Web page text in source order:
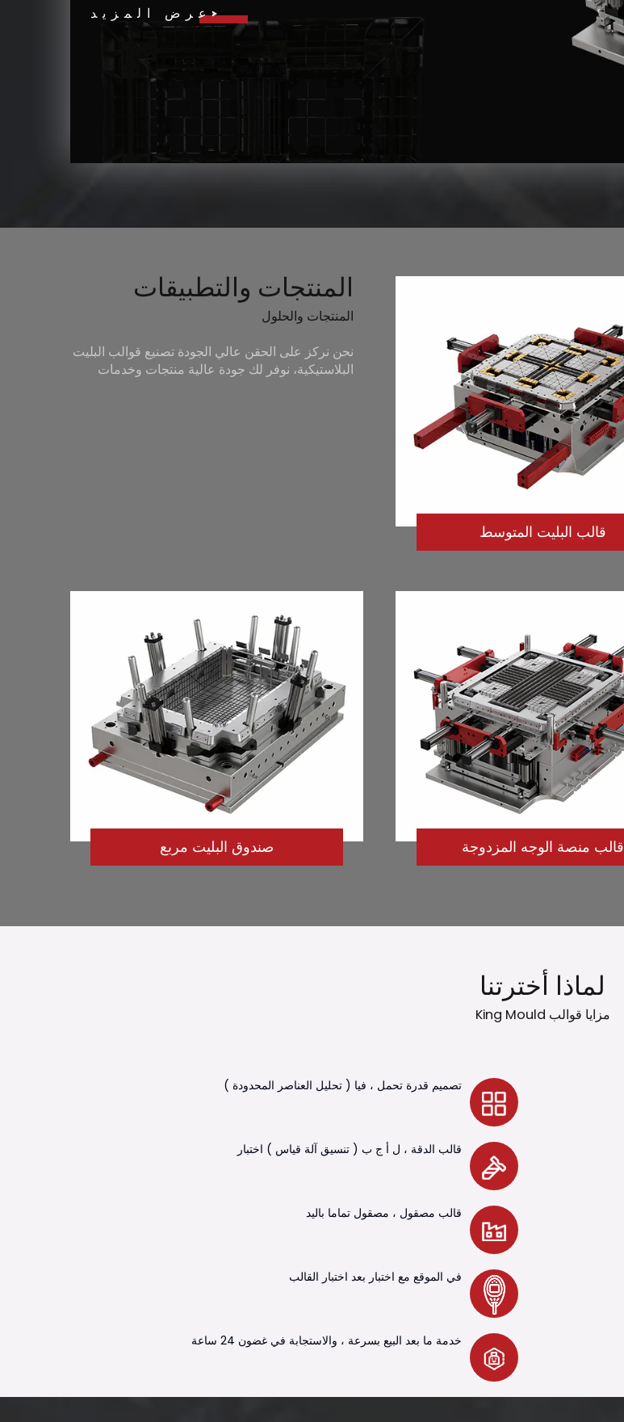
عرض المزيد
المنتجات والتطبيقات
المنتجات والحلول
نحن نركز على الحقن عالي الجودة تصنيع قوالب البليت
البلاستيكية، نوفر لك جودة عالية منتجات وخدمات
قالب البليت المتوسط
صندوق البليت مربع قالب منصة الوجه المزدوجة
لماذا أخترتنا
مزايا قوالب King Mould
تصميم قدرة تحمل ، فيا ( تحليل العناصر المحدودة )
قالب الدقة ، ل أ ج ب ( تنسيق آلة قياس ) اختبار
قالب مصقول ، مصقول تماما باليد
في الموقع مع اختبار بعد اختبار القالب
خدمة ما بعد البيع بسرعة ، والاستجابة في غضون 24 ساعة